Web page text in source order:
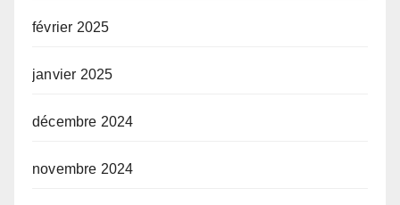
février 2025
janvier 2025
décembre 2024
novembre 2024